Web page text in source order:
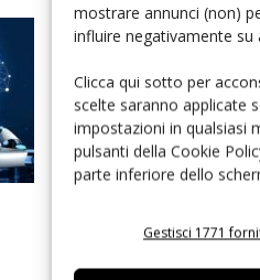
mostrare annunci (non)
influire negativamente su
Clicca qui sotto per
scelte saranno applicate
impostazioni in qualsiasi
pulsanti della Cookie
parte inferiore dello
Gestisci 1771
sicurezza e interoperabilità